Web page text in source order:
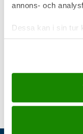
annons- och
Dessa kan i sin tur
information som du
För dig som är